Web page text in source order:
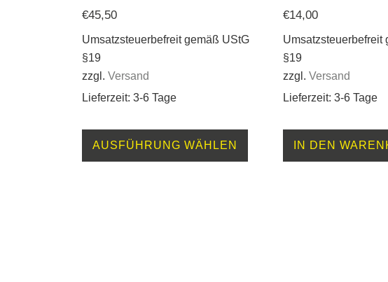
€45,50
Umsatzsteuerbefreit gemäß UStG
§19
zzgl. Versand
Lieferzeit: 3-6 Tage
AUSFÜHRUNG WÄHLEN
Dieses
Produkt
€14,00
Umsatzsteuerbefreit
§19
zzgl. Versand
Lieferzeit: 3-6 Tage
IN DEN